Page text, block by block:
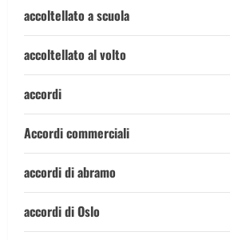
accoltellato a scuola
accoltellato al volto
accordi
Accordi commerciali
accordi di abramo
accordi di Oslo